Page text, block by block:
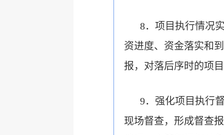
8．项目执行情况
资进度、资金落实和
报，对落后序时的项
9．强化项目执行
现场督查，形成督查